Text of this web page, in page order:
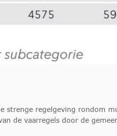
regelgeving rondom
de vaarregels door de